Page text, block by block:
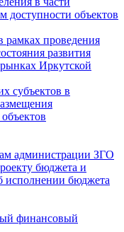
доступности объектов
рамках проведения
развития
Иркутской
субъектов в
администрации ЗГО
бюджета и
исполнении бюджета
финансовый